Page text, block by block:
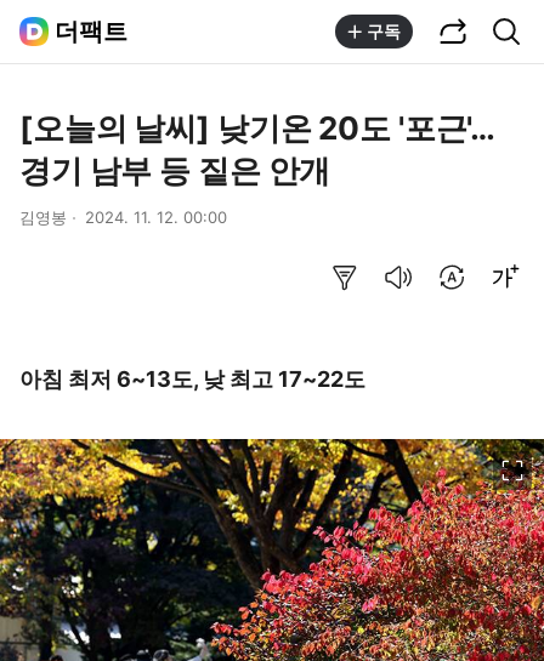
더팩트 구독
[오늘의 날씨] 낮기온 20도 '포근'…
경기 남부 등 짙은 안개
김영봉 2024. 11. 12. 00:00
아침 최저 6~13도, 낮 최고 17~22도